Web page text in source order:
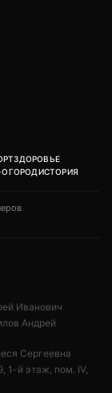
ЗДОРОВЬЕ
ИСТОРИЯ
Иванович
Андрей
Сергеевна
1-й этаж, пом. IV,